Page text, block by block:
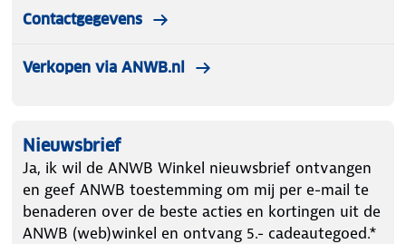
Contactgegevens
Verkopen via ANWB.nl
Nieuwsbrief
Ja, ik wil de ANWB Winkel nieuwsbrief ontvangen
en geef ANWB toestemming om mij per e-mail te
benaderen over de beste acties en kortingen uit de
ANWB (web)winkel en ontvang 5.- cadeautegoed.*